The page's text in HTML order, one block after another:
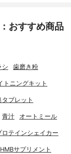
おすすめ商品
シ 歯磨き粉
トニングキット
タブレット
青汁 オートミール
ロテインシェイカー
HMBサプリメント